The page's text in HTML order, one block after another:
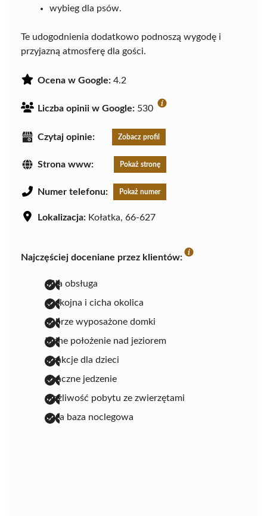
wybieg dla psów.
Te udogodnienia dodatkowo podnoszą wygodę i
przyjazną atmosferę dla gości.
Ocena w Google: 4.2
Liczba opinii w Google: 530
Czytaj opinie: Zobacz profil
Strona www: Pokaż stronę
Numer telefonu: Pokaż numer
Lokalizacja: Kołatka, 66-627
Najczęściej doceniane przez klientów:
miła obsługa
spokojna i cicha okolica
dobrze wyposażone domki
ładne położenie nad jeziorem
atrakcje dla dzieci
smaczne jedzenie
możliwość pobytu ze zwierzętami
duża baza noclegowa